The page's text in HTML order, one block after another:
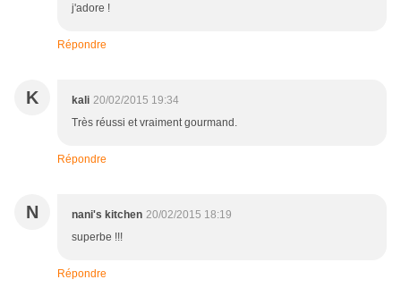
j'adore !
Répondre
K kali 20/02/2015 19:34
Très réussi et vraiment gourmand.
Répondre
N nani's kitchen 20/02/2015 18:19
superbe !!!
Répondre